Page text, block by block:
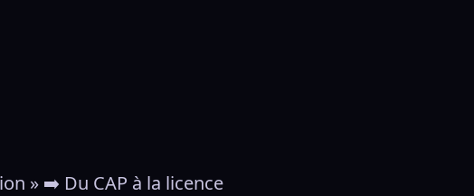
» ➡️ Du CAP à la licence